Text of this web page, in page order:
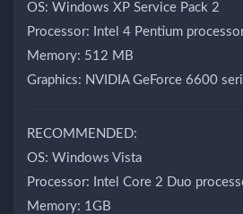
OS: Windows XP Service Pack 2
Processor: Intel 4 Pentium
Memory: 512 MB
Graphics: NVIDIA GeForce 6600
RECOMMENDED:
OS: Windows Vista
Processor: Intel Core 2 Duo
Memory: 1GB